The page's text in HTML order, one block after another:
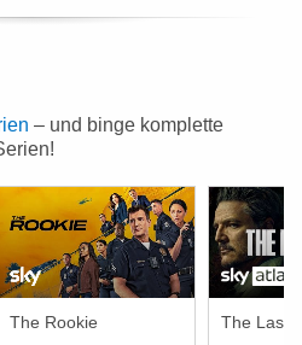
– und binge komplette
The Rookie The Last